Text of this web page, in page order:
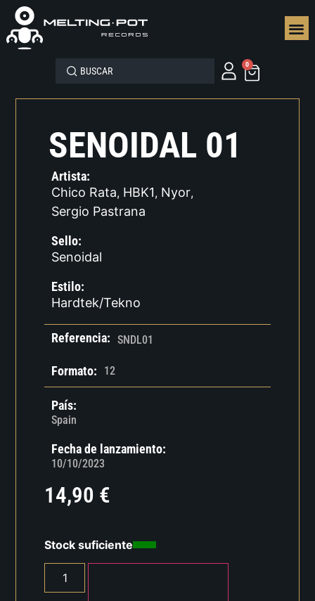
0
SENOIDAL 01
Artista:
Chico Rata, HBK1, Nyor,
Sergio Pastrana
Sello:
Senoidal
Estilo:
Hardtek/Tekno
Referencia: SNDL01
Formato: 12
País:
Spain
Fecha de lanzamiento:
10/10/2023
14,90 €
Stock suficiente